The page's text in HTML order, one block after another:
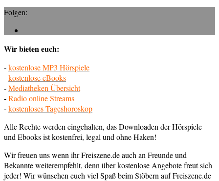
Folgen:
Wir bieten euch:
-kostenlose MP3 Hörspiele
-kostenlose eBooks
-Mediatheken Übersicht
-Radio online Streams
-kostenloses Tageshoroskop
Alle Rechte werden eingehalten, das Downloaden der Hörspiele
und Ebooks ist kostenfrei, legal und ohne Haken!
Wir freuen uns wenn ihr Freiszene.de auch an Freunde und
Bekannte weiterempfehlt, denn über kostenlose Angebote freut sich
jeder! Wir wünschen euch viel Spaß beim Stöbern auf Freiszene.de